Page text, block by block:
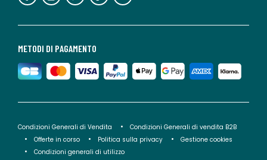
METODI DI PAGAMENTO
Condizioni Generali di Vendita
Condizioni Generali di vendita B2B
Offerte in corso
Politica sulla privacy
Gestione cookies
Condizioni generali di utilizzo